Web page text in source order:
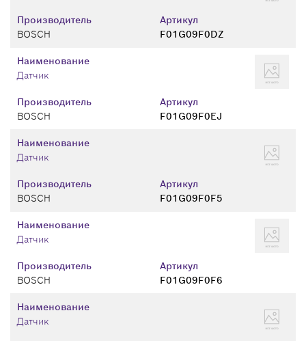
Производитель
BOSCH
Артикул
F01G09F0DZ
Производитель
BOSCH
Артикул
F01G09F0EJ
Наименование
Датчик
Производитель
BOSCH
Артикул
F01G09F0F5
Наименование
Датчик
Производитель
BOSCH
Артикул
F01G09F0F6
Наименование
Датчик
Наименование
Датчик